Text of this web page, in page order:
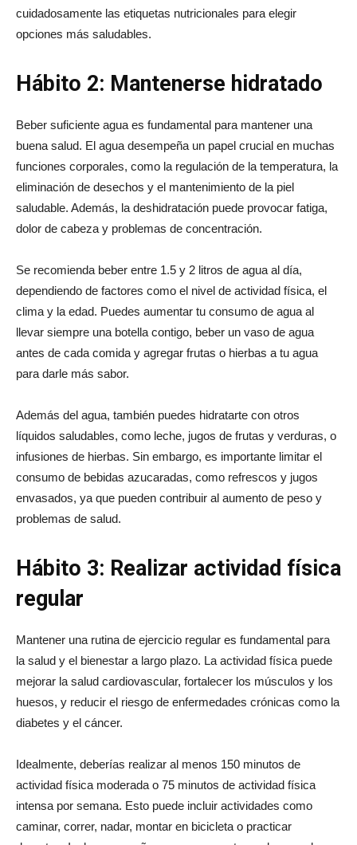
cuidadosamente las etiquetas nutricionales para elegir
opciones más saludables.
Hábito 2: Mantenerse hidratado
Beber suficiente agua es fundamental para mantener una
buena salud. El agua desempeña un papel crucial en muchas
funciones corporales, como la regulación de la temperatura, la
eliminación de desechos y el mantenimiento de la piel
saludable. Además, la deshidratación puede provocar fatiga,
dolor de cabeza y problemas de concentración.
Se recomienda beber entre 1.5 y 2 litros de agua al día,
dependiendo de factores como el nivel de actividad física, el
clima y la edad. Puedes aumentar tu consumo de agua al
llevar siempre una botella contigo, beber un vaso de agua
antes de cada comida y agregar frutas o hierbas a tu agua
para darle más sabor.
Además del agua, también puedes hidratarte con otros
líquidos saludables, como leche, jugos de frutas y verduras, o
infusiones de hierbas. Sin embargo, es importante limitar el
consumo de bebidas azucaradas, como refrescos y jugos
envasados, ya que pueden contribuir al aumento de peso y
problemas de salud.
Hábito 3: Realizar actividad física
regular
Mantener una rutina de ejercicio regular es fundamental para
la salud y el bienestar a largo plazo. La actividad física puede
mejorar la salud cardiovascular, fortalecer los músculos y los
huesos, y reducir el riesgo de enfermedades crónicas como la
diabetes y el cáncer.
Idealmente, deberías realizar al menos 150 minutos de
actividad física moderada o 75 minutos de actividad física
intensa por semana. Esto puede incluir actividades como
caminar, correr, nadar, montar en bicicleta o practicar